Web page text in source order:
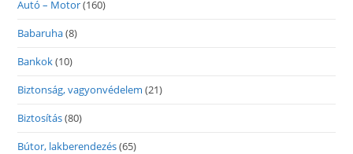
Autó – Motor(160)
Babaruha(8)
Bankok(10)
Biztonság, vagyonvédelem (21)
Biztosítás(80)
Bútor, lakberendezés(65)